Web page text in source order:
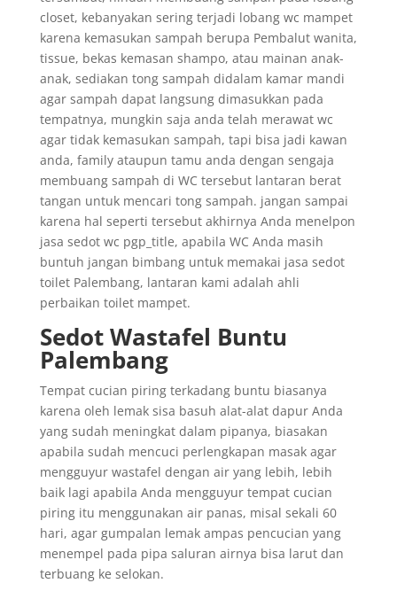
closet, kebanyakan sering terjadi lobang wc mampet
karena kemasukan sampah berupa Pembalut wanita,
tissue, bekas kemasan shampo, atau mainan anak-
anak, sediakan tong sampah didalam kamar mandi
agar sampah dapat langsung dimasukkan pada
tempatnya, mungkin saja anda telah merawat wc
agar tidak kemasukan sampah, tapi bisa jadi kawan
anda, family ataupun tamu anda dengan sengaja
membuang sampah di WC tersebut lantaran berat
tangan untuk mencari tong sampah. jangan sampai
karena hal seperti tersebut akhirnya Anda menelpon
jasa sedot wc pgp_title, apabila WC Anda masih
buntuh jangan bimbang untuk memakai jasa sedot
toilet Palembang, lantaran kami adalah ahli
perbaikan toilet mampet.
Sedot Wastafel Buntu
Palembang
Tempat cucian piring terkadang buntu biasanya
karena oleh lemak sisa basuh alat-alat dapur Anda
yang sudah meningkat dalam pipanya, biasakan
apabila sudah mencuci perlengkapan masak agar
mengguyur wastafel dengan air yang lebih, lebih
baik lagi apabila Anda mengguyur tempat cucian
piring itu menggunakan air panas, misal sekali 60
hari, agar gumpalan lemak ampas pencucian yang
menempel pada pipa saluran airnya bisa larut dan
terbuang ke selokan.